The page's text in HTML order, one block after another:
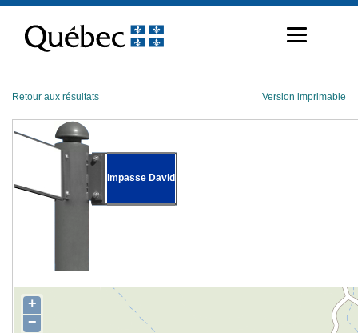
contenu
Retour aux résultats Version imprimable
Impasse David
+
−